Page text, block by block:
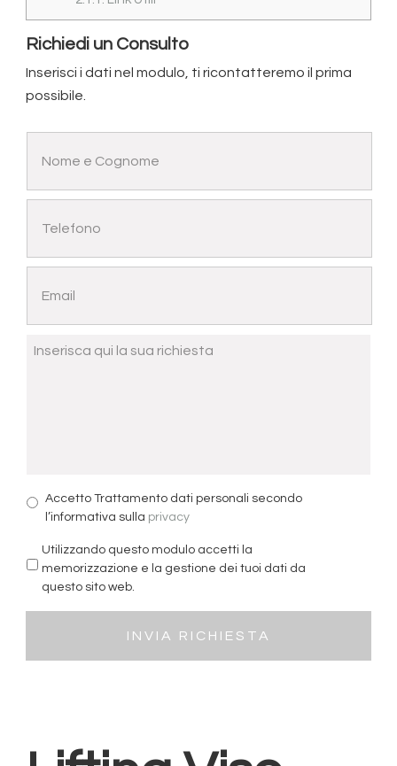
Richiedi un Consulto
Inserisci i dati nel modulo, ti ricontatteremo il prima
possibile.
Accetto Trattamento dati personali secondo
l’informativa sulla privacy
Utilizzando questo modulo accetti la
memorizzazione e la gestione dei tuoi dati da
questo sito web.